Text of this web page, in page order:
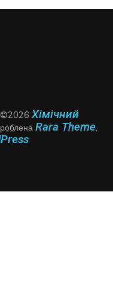
©2026Хімічний
Rara Theme.